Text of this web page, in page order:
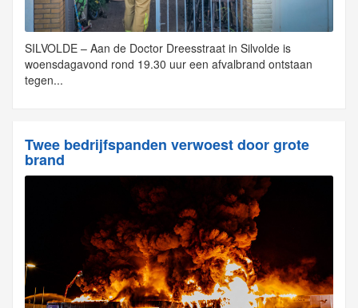
SILVOLDE – Aan de Doctor Dreesstraat in Silvolde is
woensdagavond rond 19.30 uur een afvalbrand ontstaan
tegen...
Twee bedrijfspanden verwoest door grote
brand